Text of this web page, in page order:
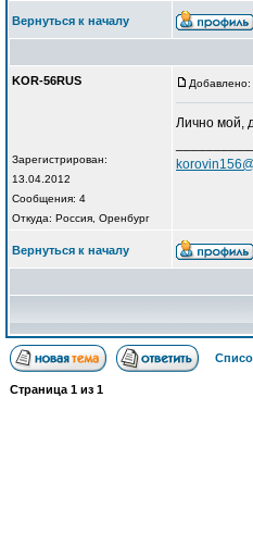
Вернуться к началу
KOR-56RUS
Зарегистрирован:
13.04.2012
Сообщения: 4
Откуда: Россия, Оренбург
Лично мой,
Вернуться к началу
Страница 1 из 1